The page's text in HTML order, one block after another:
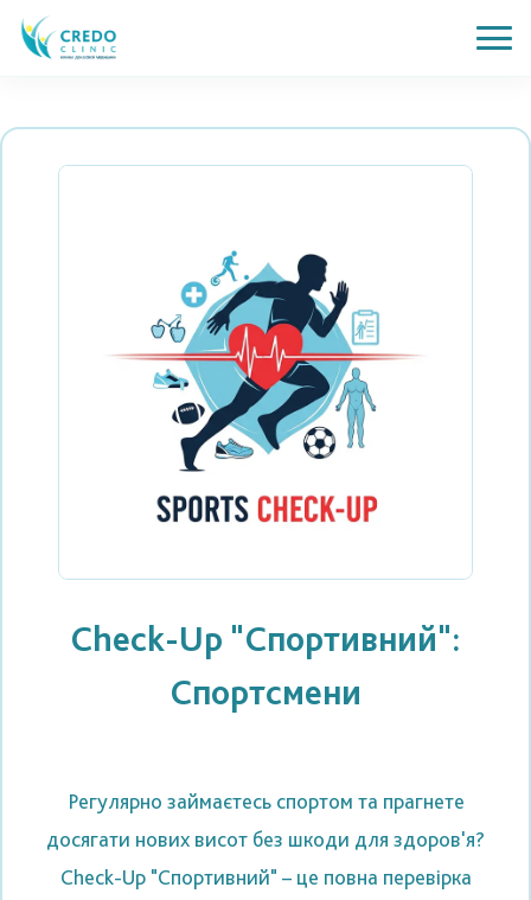
Check-Up "Спортивний":
Спортсмени
Регулярно займаєтесь спортом та прагнете
досягати нових висот без шкоди для здоров'я?
Check-Up "Спортивний" – це повна перевірка